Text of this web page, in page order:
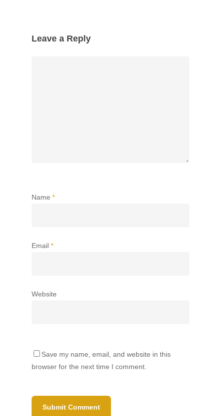
Leave a Reply
Name *
Email *
Website
Save my name, email, and website in this
browser for the next time I comment.